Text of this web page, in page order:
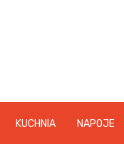
KUCHNIA NAPOJE